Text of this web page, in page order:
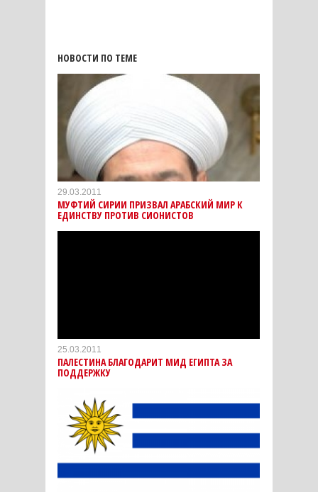
НОВОСТИ ПО ТЕМЕ
29.03.2011
МУФТИЙ СИРИИ ПРИЗВАЛ АРАБСКИЙ МИР К
ЕДИНСТВУ ПРОТИВ СИОНИСТОВ
25.03.2011
ПАЛЕСТИНА БЛАГОДАРИТ МИД ЕГИПТА ЗА
ПОДДЕРЖКУ